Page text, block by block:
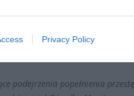
Privacy Policy
podejrzenia popełnienia